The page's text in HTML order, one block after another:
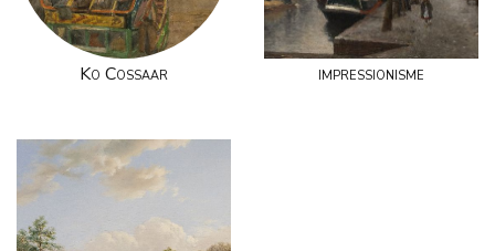
Ko Cossaar impressionisme